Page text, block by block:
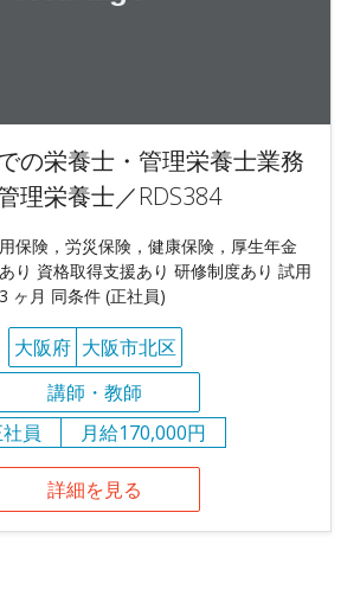
の栄養士・管理栄養士業務
理栄養士／RDS384
保険，労災保険，健康保険，厚生年金
り 資格取得支援あり 研修制度あり 試用
ヶ月 同条件 (正社員)
大阪府 大阪市北区
講師・教師
員
月給170,000円
詳細を見る